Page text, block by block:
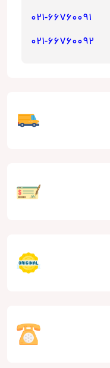
021-66760091
021-66760092